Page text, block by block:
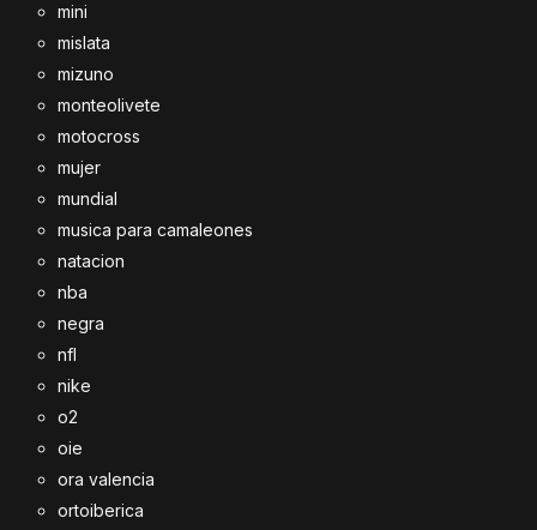
mini
mislata
mizuno
monteolivete
motocross
mujer
mundial
musica para camaleones
natacion
nba
negra
nfl
nike
o2
oie
ora valencia
ortoiberica